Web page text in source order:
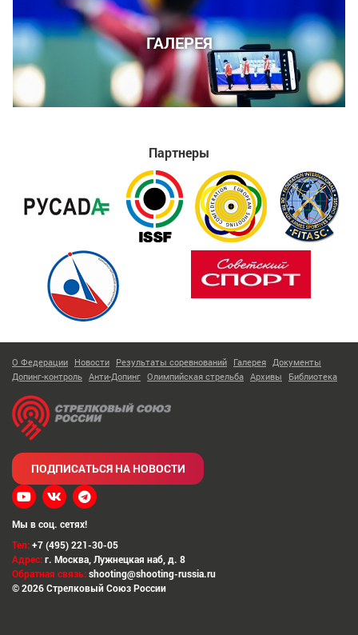
ГАЛЕРЕЯ
Партнеры
О Федерации Новости Результаты соревнований Галерея Документы
Допинг-контроль Анти-Допинг Олимпийская стрельба Архивы Библиотека
Тел:+7 (495) 221-30-05
Адрес:г. Москва Лужнецкая наб, д. 8
Обратная связь:shooting@shooting-russia.ru
© 2026 Стрелковый Союз России
ПОДПИСАТЬСЯ НА НОВОСТИ
Мы в соц. сетях!